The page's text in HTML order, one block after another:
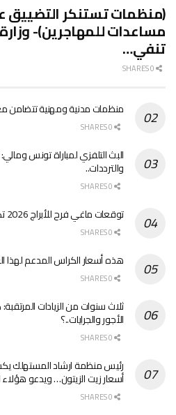
(منظمات تستنكر التضييق
مساعدات للمهاجرين)- وزارة
تنفي…
منظمات مدنية ومهنية تتضامن
البث التلفزي لمباراة تونس
والترددات..
توقعات ماغي فرح للأبراج 2026 تكشف خريطة الحظ والتغيير..
هذه أسعار الكراس المدعم لهذا
ثلاث سنوات من الزيادات
الأجور والجرايات..؟
رئيس منظمة ارشاد المستهلك
أسعار زيت الزيتون… ويدعو هؤلاء